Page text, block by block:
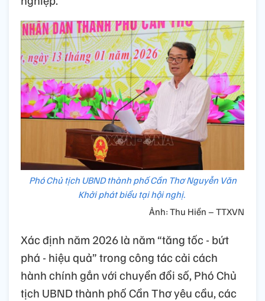
Phó Chủ tịch UBND thành phố Cần Thơ Nguyễn Văn
Khởi phát biểu tại hội nghị.
Ảnh: Thu Hiền – TTXVN
Xác định năm 2026 là năm “tăng tốc - bứt
phá - hiệu quả” trong công tác cải cách
hành chính gắn với chuyển đổi số, Phó Chủ
tịch UBND thành phố Cần Thơ yêu cầu, các